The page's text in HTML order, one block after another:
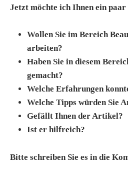
Jetzt möchte ich Ihnen ein
Wollen Sie im Bereich
arbeiten?
Haben Sie in diesem
gemacht?
Welche Erfahrungen
Welche Tipps würden Sie
Gefällt Ihnen der Artikel?
Ist er hilfreich?
Bitte schreiben Sie es in die